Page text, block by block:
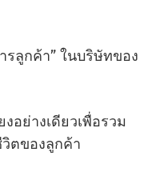
ลูกค้า” ในบริษัทของ
งอย่างเดียวเพื่อรวม
ตของลูกค้า